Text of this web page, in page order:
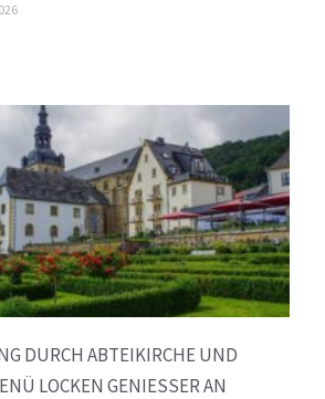
DURCH ABTEIKIRCHE UND
LOCKEN GENIESSER AN